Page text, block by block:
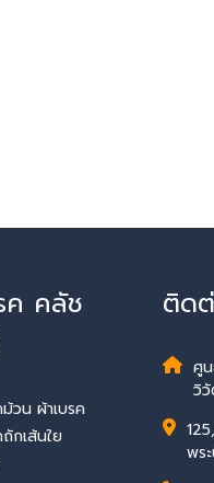
ค คลัช
วน ผ้าเบรค
กเส้นใย
ติด
ศู
วิ
พร